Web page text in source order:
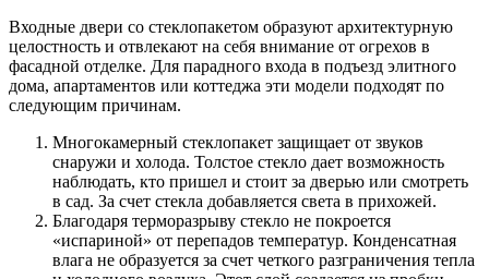
Входные двери со стеклопакетом образуют архитектурную
целостность и отвлекают на себя внимание от огрехов в
фасадной отделке. Для парадного входа в подъезд элитного
дома, апартаментов или коттеджа эти модели подходят по
следующим причинам.
Многокамерный стеклопакет защищает от звуков
снаружи и холода. Толстое стекло дает возможность
наблюдать, кто пришел и стоит за дверью или смотреть
в сад. За счет стекла добавляется света в прихожей.
Благодаря терморазрыву стекло не покроется
«испариной» от перепадов температур. Конденсатная
влага не образуется за счет четкого разграничения тепла